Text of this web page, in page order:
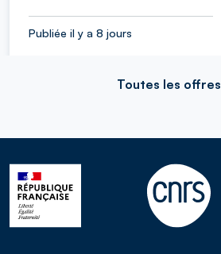
Publiée il y a 8 jours
Toutes les offres